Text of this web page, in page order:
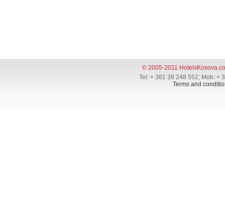
© 2005-2011
Tel: + 381 38 248 552; Mob: +
Terms and